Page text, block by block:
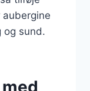
og sund.